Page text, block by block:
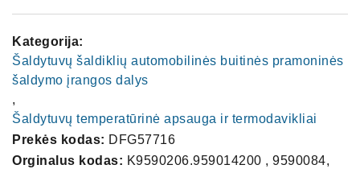
Kategorija:
Šaldytuvų šaldiklių automobilinės buitinės pramoninės
šaldymo įrangos dalys
,
Šaldytuvų temperatūrinė apsauga ir termodavikliai
Prekės kodas: DFG57716
Orginalus kodas: K9590206.959014200 , 9590084,